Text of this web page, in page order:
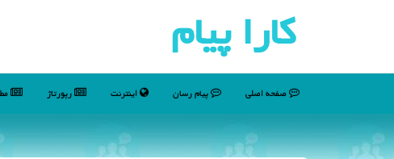
كارا پیام
صفحه اصلی پیام رسان اینترنت رپورتاژ